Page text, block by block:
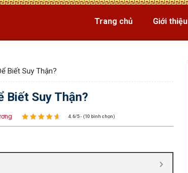
Trang chủ Giới thiệu
Biết Suy Thận?
Biết Suy Thận?
4.6/5 - (10 bình chọn)